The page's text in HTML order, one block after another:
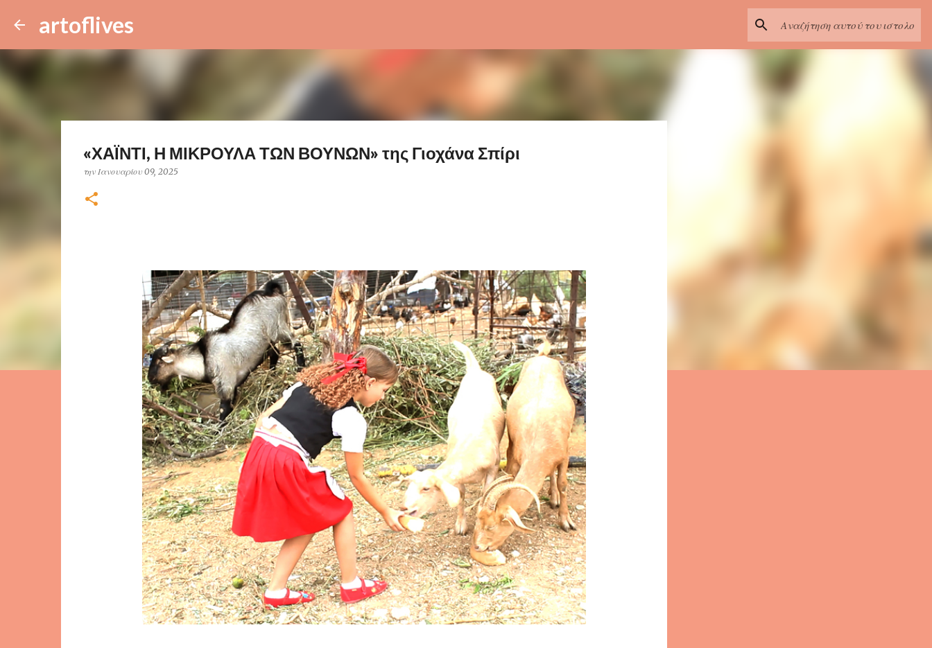
artoflives
«ΧΑΪΝΤΙ, Η ΜΙΚΡΟΥΛΑ ΤΩΝ ΒΟΥΝΩΝ» της Γιοχάνα Σπίρι
την Ιανουαρίου 09, 2025